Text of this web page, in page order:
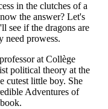
in the clutches of a
the answer? Let's
see if the dragons are
need prowess.
at Collège
political theory at the
cutest little boy. She
Adventures of